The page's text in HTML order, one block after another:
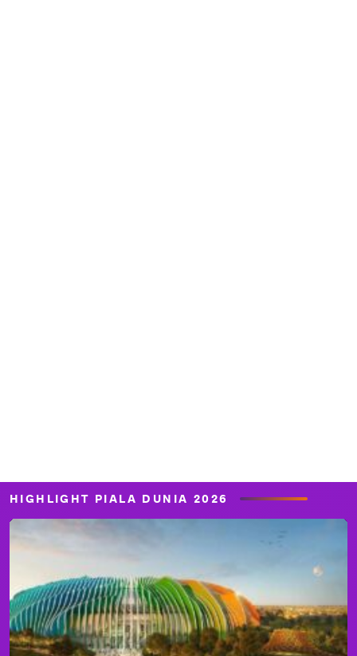
HIGHLIGHT PIALA DUNIA 2026